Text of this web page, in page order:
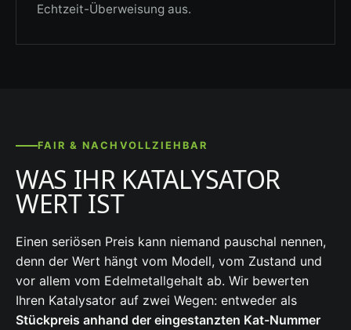
Echtzeit-Überweisung aus.
FAIR & NACHVOLLZIEHBAR
WAS IHR KATALYSATOR
WERT IST
Einen seriösen Preis kann niemand pauschal nennen,
denn der Wert hängt vom Modell, vom Zustand und
vor allem vom Edelmetallgehalt ab. Wir bewerten
Ihren Katalysator auf zwei Wegen: entweder als
Stückpreis anhand der eingestanzten Kat-Nummer